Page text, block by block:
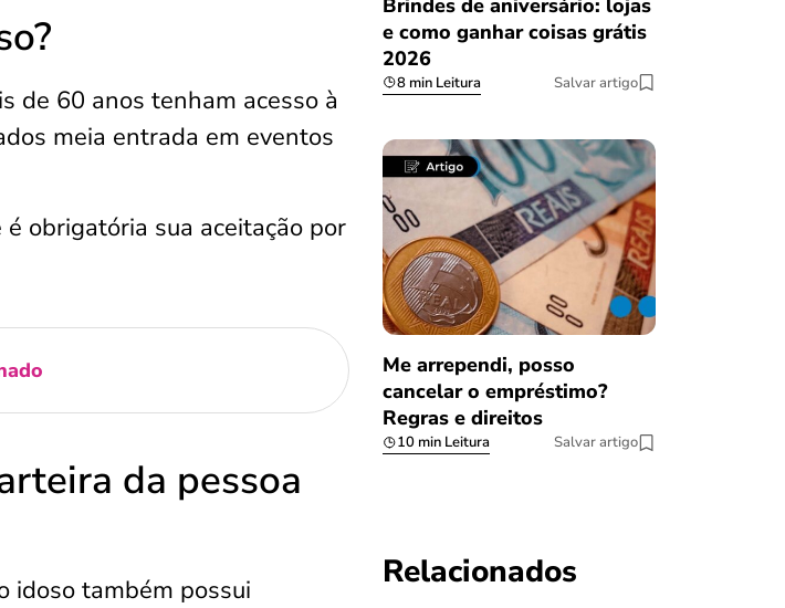
de 60 anos tenham acesso à
meia entrada em eventos
obrigatória sua aceitação por
da pessoa
idoso também possui
e como ganhar coisas grátis
2026
8 min Leitura Salvar artigo
Me arrependi, posso
cancelar o empréstimo?
Regras e direitos
10 min Leitura Salvar artigo
Relacionados